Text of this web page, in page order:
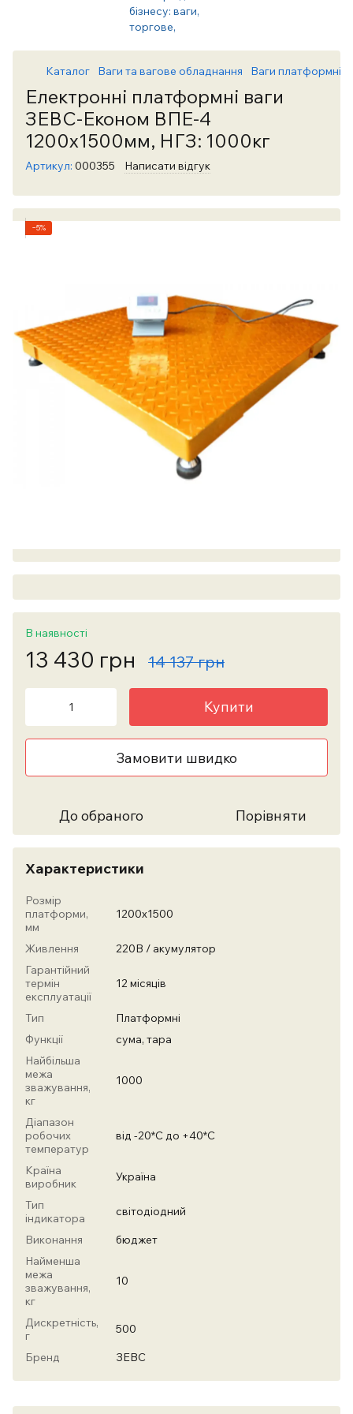
Каталог Ваги та вагове обладнання Ваги платформні,
Електронні платформні ваги
ЗЕВС-Економ ВПЕ-4
1200х1500мм, НГЗ: 1000кг
Артикул: 000355 Написати відгук
−5%
В наявності
13 430 грн 14 137 грн
Купити
Замовити швидко
До обраного Порівняти
Характеристики
Розмір
платформи,
мм
1200х1500
Живлення
220В / акумулятор
Гарантійний
термін
експлуатації
12 місяців
Тип
Платформні
Функції
сума, тара
Найбільша
межа
зважування,
кг
1000
Діапазон
робочих
температур
від -20*С до +40*С
Країна
виробник
Україна
Тип
індикатора
світодіодний
Виконання
бюджет
Найменша
межа
зважування,
кг
10
Дискретність,
г
500
Бренд
ЗЕВС